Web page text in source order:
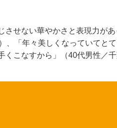
させない華やかさと表現力が
、「年々美しくなっていてと
くこなすから」（40代男性／